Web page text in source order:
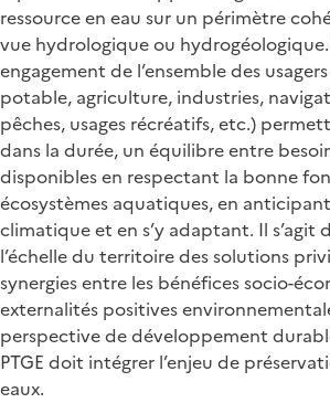
ressource en eau sur un périmètre
vue hydrologique ou
engagement de l’ensemble des
potable, agriculture, industries,
pêches, usages récréatifs, etc.)
dans la durée, un équilibre entre
disponibles en respectant la bonne
écosystèmes aquatiques, en
climatique et en s’y adaptant. Il s’agit
l’échelle du territoire des solutions
synergies entre les bénéfices socio-
externalités positives
perspective de développement
PTGE doit intégrer l’enjeu de
eaux.